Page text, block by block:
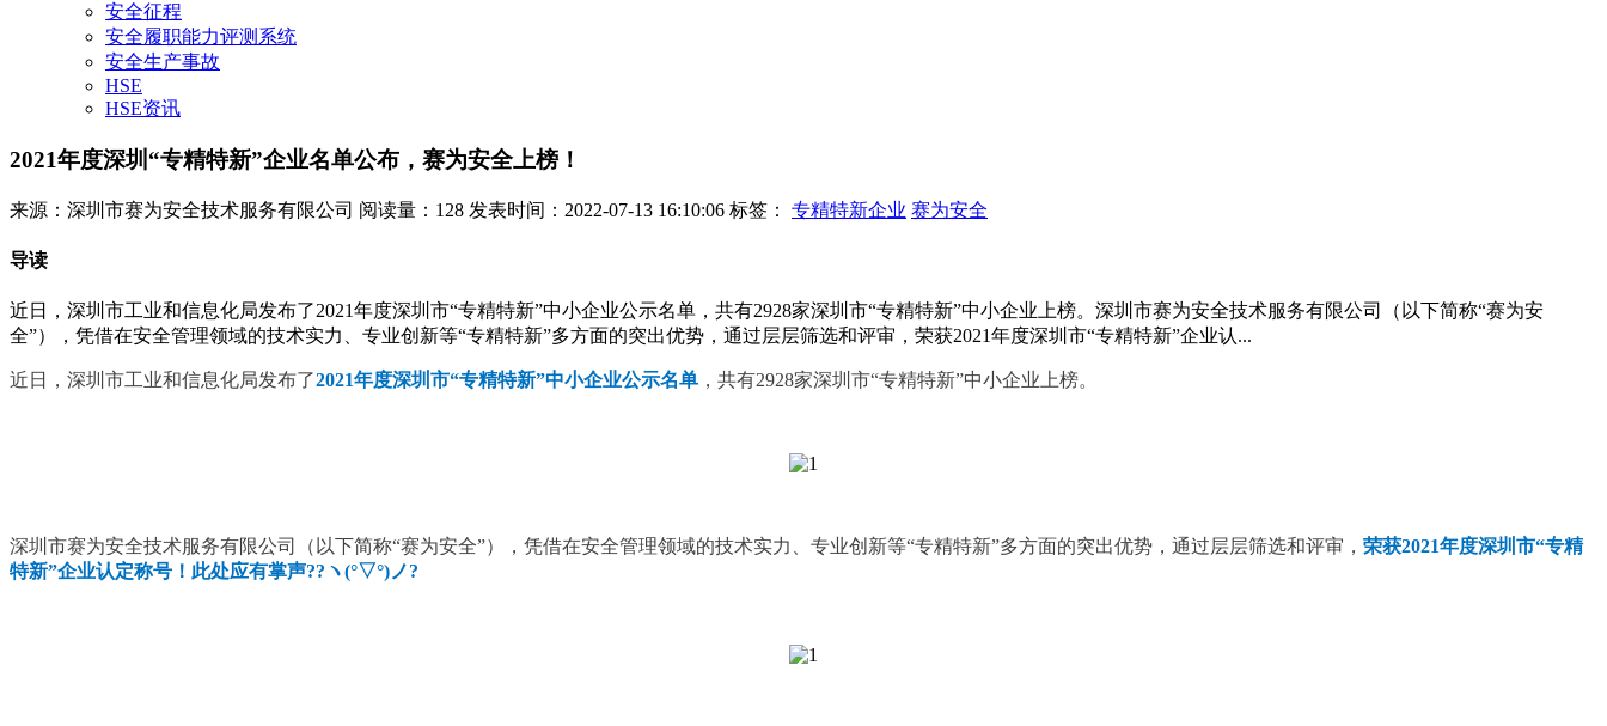
安全征程
安全履职能力评测系统
安全生产事故
HSE
HSE资讯
2021年度深圳“专精特新”企业名单公布，赛为安全上榜！
来源：深圳市赛为安全技术服务有限公司 阅读量：128 发表时间：2022-07-13 16:10:06 标签： 专精特新企业 赛为安全
导读
近日，深圳市工业和信息化局发布了2021年度深圳市“专精特新”中小企业公示名单，共有2928家深圳市“专精特新”中小企业上榜。深圳市赛为安全技术服务有限公司（以下简称“赛为安
全”），凭借在安全管理领域的技术实力、专业创新等“专精特新”多方面的突出优势，通过层层筛选和评审，荣获2021年度深圳市“专精特新”企业认...
近日，深圳市工业和信息化局发布了2021年度深圳市“专精特新”中小企业公示名单 ，共有2928家深圳市“专精特新”中小企业上榜。
深圳市赛为安全技术服务有限公司（以下简称“赛为安全”），凭借在安全管理领域的技术实力、专业创新等“专精特新”多方面的突出优势，通过层层筛选和评审， 荣获2021年度深圳市“专精
特新”企业认定称号！此处应有掌声??ヽ(°▽°)ノ?